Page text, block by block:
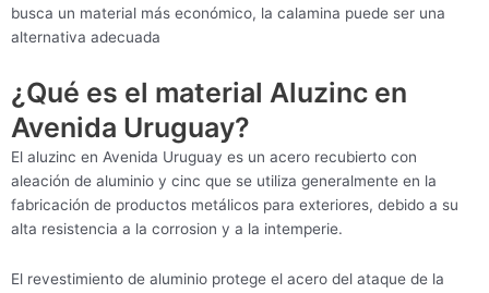
busca un material más económico, la calamina puede ser una
alternativa adecuada
¿Qué es el material Aluzinc en
Avenida Uruguay?
El aluzinc en Avenida Uruguay es un acero recubierto con
aleación de aluminio y cinc que se utiliza generalmente en la
fabricación de productos metálicos para exteriores, debido a su
alta resistencia a la corrosion y a la intemperie.
El revestimiento de aluminio protege el acero del ataque de la